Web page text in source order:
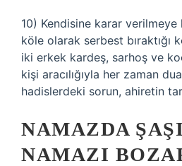
10) Kendisine karar verilmeye
köle olarak serbest bıraktığı
iki erkek kardeş, sarhoş ve
kişi aracılığıyla her zaman
hadislerdeki sorun, ahiretin
NAMAZDA
NAMAZI